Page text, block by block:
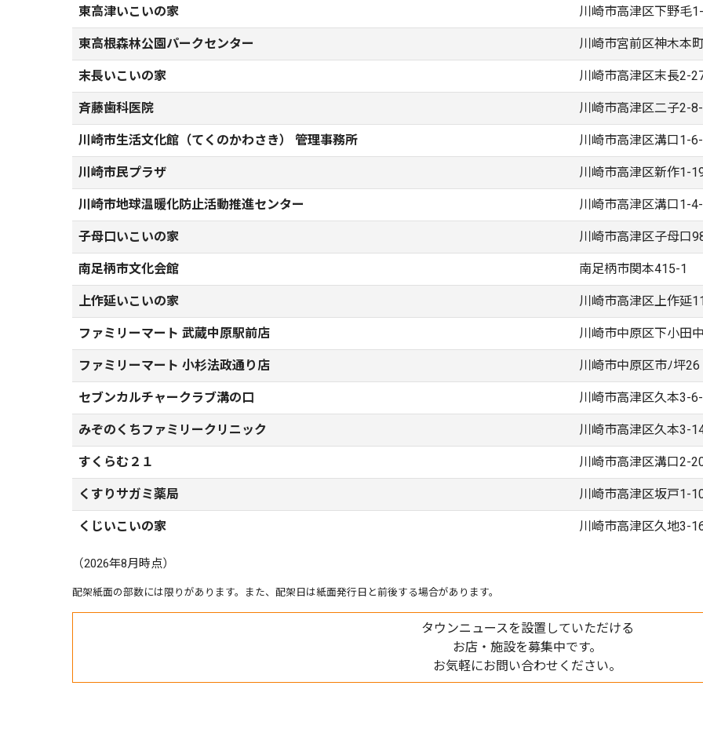
東高津いこいの家 川崎市高津区下野毛
東高根森林公園パークセンター 川崎市宮前区神木本
末長いこいの家 川崎市高津区末長2-
斉藤歯科医院 川崎市高津区二子2-
川崎市生活文化館（てくのかわさき） 管理事務所 川崎市高津区溝口1-
川崎市民プラザ 川崎市高津区新作1-
川崎市地球温暖化防止活動推進センター 川崎市高津区溝口1-
子母口いこいの家 川崎市高津区子母口
南足柄市文化会館 南足柄市関本415-1
上作延いこいの家 川崎市高津区上作延
ファミリーマート 武蔵中原駅前店 川崎市中原区下小田
ファミリーマート 小杉法政通り店 川崎市中原区市ﾉ坪26
セブンカルチャークラブ溝の口 川崎市高津区久本3-
みぞのくちファミリークリニック 川崎市高津区久本3-
すくらむ２１ 川崎市高津区溝口2-
くすりサガミ薬局 川崎市高津区坂戸1-
くじいこいの家 川崎市高津区久地3-
（2026年8月時点）
配架紙面の部数には限りがあります。また、配架日は紙面発行日と前後する場合があります。
タウンニュースを設置していただける
お店・施設を募集中です。
お気軽にお問い合わせください。